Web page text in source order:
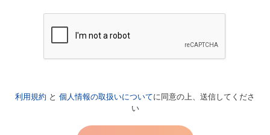
利用規約 と 個人情報の取扱いについてに同意の上、送信してくださ
い